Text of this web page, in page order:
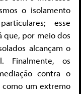
o isolamento
esse
que, por meio dos
alcançam o
Finalmente, os
contra o
um extremo